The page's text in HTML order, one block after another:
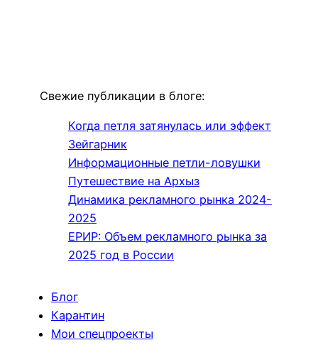
Свежие публикации в блоге:
Когда петля затянулась или эффект
Зейгарник
Информационные петли-ловушки
Путешествие на Архыз
Динамика рекламного рынка 2024-
2025
ЕРИР: Объем рекламного рынка за
2025 год в России
Блог
Карантин
Мои спецпроекты